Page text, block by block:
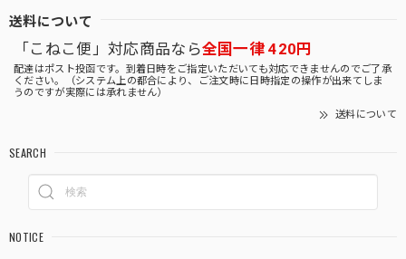
送料について
「こねこ便」対応商品なら全国一律 420円
配達はポスト投函です。到着日時をご指定いただいても対応できませんのでご了承
ください。（システム上の都合により、ご注文時に日時指定の操作が出来てしま
うのですが実際には承れません）
送料について
SEARCH
NOTICE